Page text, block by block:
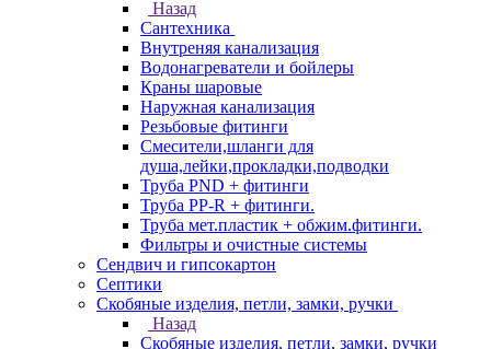
Назад
Сантехника
Внутреняя канализация
Водонагреватели и бойлеры
Краны шаровые
Наружная канализация
Резьбовые фитинги
Смесители,шланги для
душа,лейки,прокладки,подводки
Труба PND + фитинги
Труба PP-R + фитинги.
Труба мет.пластик + обжим.фитинги.
Фильтры и очистные системы
Сендвич и гипсокартон
Септики
Скобяные изделия, петли, замки, ручки
Назад
Скобяные изделия, петли, замки, ручки